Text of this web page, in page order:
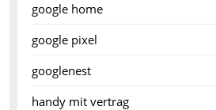
google home
google pixel
googlenest
handy mit vertrag